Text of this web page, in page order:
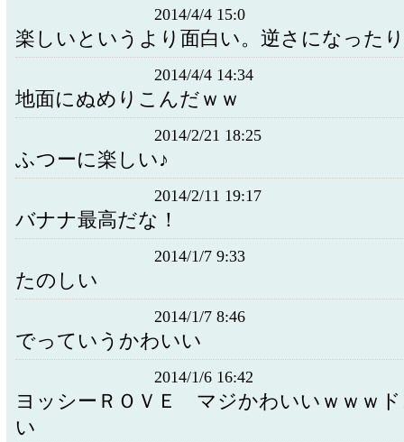
2014/4/4 15:0
楽しいというより面白い。逆さになった
2014/4/4 14:34
地面にぬめりこんだｗｗ
2014/2/21 18:25
ふつーに楽しい♪
2014/2/11 19:17
バナナ最高だな！
2014/1/7 9:33
たのしい
2014/1/7 8:46
でっていうかわいい
2014/1/6 16:42
ヨッシーＲＯＶＥ マジかわいいｗｗｗ
い